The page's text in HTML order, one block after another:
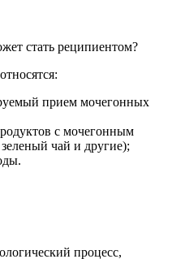
стать реципиентом?
прием мочегонных
с мочегонным
чай и другие);
процесс,